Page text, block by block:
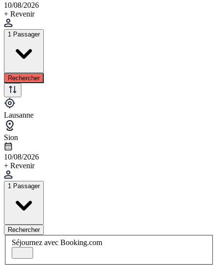
10/08/2026
+ Revenir
1 Passager
Rechercher
Lausanne
Sion
10/08/2026
+ Revenir
1 Passager
Rechercher
Séjournez avec Booking.com